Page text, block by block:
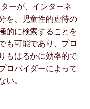
ーが、インターネ
を、児童性的虐待の
的に検索することを
も可能であり、プロ
もはるかに効率的で
ロバイダーによって
。